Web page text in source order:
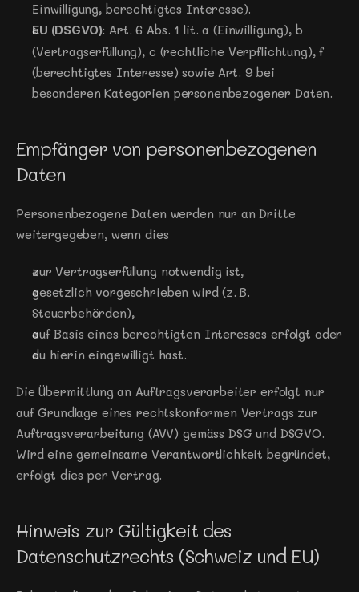
Einwilligung, berechtigtes Interesse).
EU (DSGVO): Art. 6 Abs. 1 lit. a (Einwilligung), b
(Vertragserfüllung), c (rechtliche Verpflichtung), f
(berechtigtes Interesse) sowie Art. 9 bei
besonderen Kategorien personenbezogener Daten.
Empfänger von personenbezogenen
Daten
Personenbezogene Daten werden nur an Dritte
weitergegeben, wenn dies
zur Vertragserfüllung notwendig ist,
gesetzlich vorgeschrieben wird (z. B.
Steuerbehörden),
auf Basis eines berechtigten Interesses erfolgt oder
du hierin eingewilligt hast.
Die Übermittlung an Auftragsverarbeiter erfolgt nur
auf Grundlage eines rechtskonformen Vertrags zur
Auftragsverarbeitung (AVV) gemäss DSG und DSGVO.
Wird eine gemeinsame Verantwortlichkeit begründet,
erfolgt dies per Vertrag.
Hinweis zur Gültigkeit des
Datenschutzrechts (Schweiz und EU)